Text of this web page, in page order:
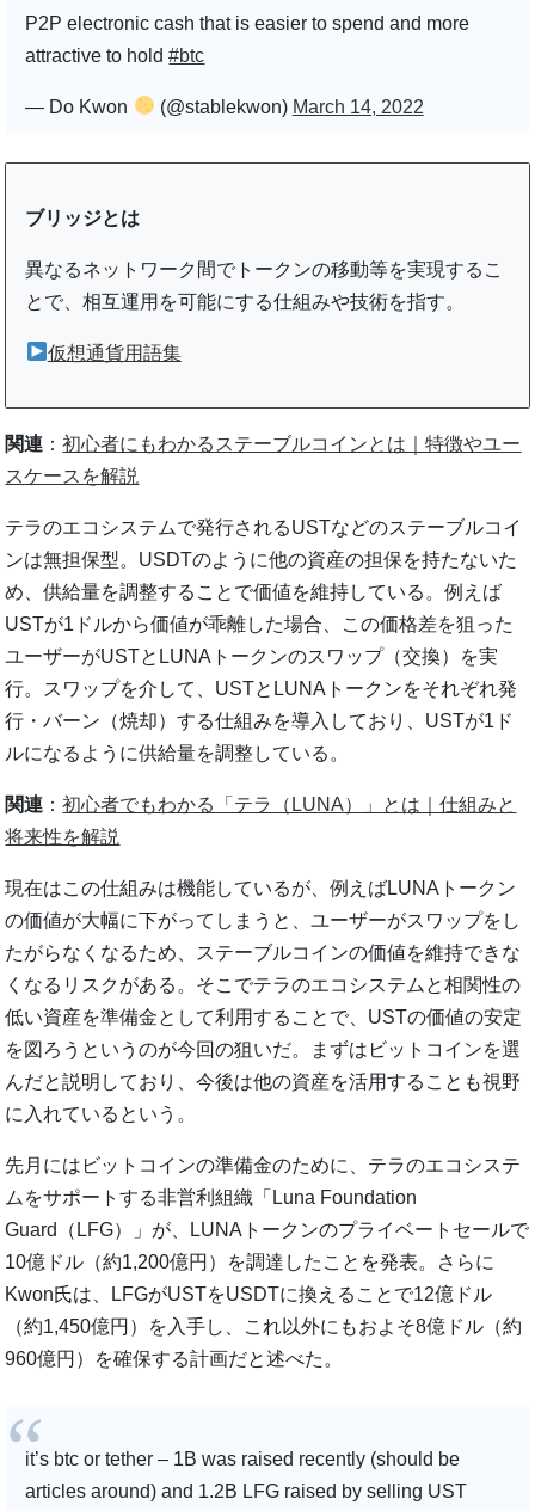
P2P electronic cash that is easier to spend and more
attractive to hold#btc
— Do Kwon (@stablekwon) March 14, 2022
ブリッジとは
異なるネットワーク間でトークンの移動等を実現するこ
とで、相互運用を可能にする仕組みや技術を指す。
仮想通貨用語集
関連 ：初心者にもわかるステーブルコインとは｜特徴やユー
スケースを解説
テラのエコシステムで発行されるUSTなどのステーブルコイ
ンは無担保型。USDTのように他の資産の担保を持たないた
め、供給量を調整することで価値を維持している。例えば
USTが1ドルから価値が乖離した場合、この価格差を狙った
ユーザーがUSTとLUNAトークンのスワップ（交換）を実
行。スワップを介して、USTとLUNAトークンをそれぞれ発
行・バーン（焼却）する仕組みを導入しており、USTが1ド
ルになるように供給量を調整している。
関連 ：初心者でもわかる「テラ（LUNA）」とは｜仕組みと
将来性を解説
現在はこの仕組みは機能しているが、例えばLUNAトークン
の価値が大幅に下がってしまうと、ユーザーがスワップをし
たがらなくなるため、ステーブルコインの価値を維持できな
くなるリスクがある。そこでテラのエコシステムと相関性の
低い資産を準備金として利用することで、USTの価値の安定
を図ろうというのが今回の狙いだ。まずはビットコインを選
んだと説明しており、今後は他の資産を活用することも視野
に入れているという。
先月にはビットコインの準備金のために、テラのエコシステ
ムをサポートする非営利組織「Luna Foundation
Guard（LFG）」が、LUNAトークンのプライベートセールで
10億ドル（約1,200億円）を調達したことを発表。さらに
Kwon氏は、LFGがUSTをUSDTに換えることで12億ドル
（約1,450億円）を入手し、これ以外にもおよそ8億ドル（約
960億円）を確保する計画だと述べた。
it’s btc or tether – 1B was raised recently (should be
articles around) and 1.2B LFG raised by selling UST